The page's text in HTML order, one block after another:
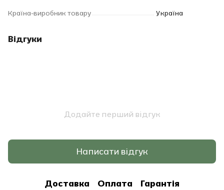
Країна-виробник товару Україна
Відгуки
Додайте перший відгук
Написати відгук
Доставка Оплата Гарантія